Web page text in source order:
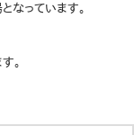
なっています。
。